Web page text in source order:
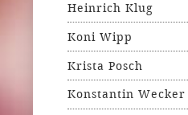
Heinrich Klug
Koni Wipp
Krista Posch
Konstantin Wecker